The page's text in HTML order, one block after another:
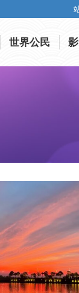
世界公民
世界公民